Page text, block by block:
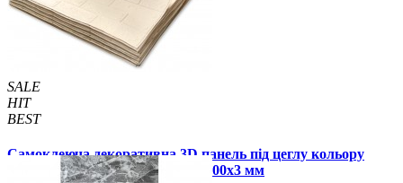
SALE
HIT
BEST
Самоклеюча декоративна 3D панель під цеглу кольору
слонової кістки в рулоні 3080x700x3 мм